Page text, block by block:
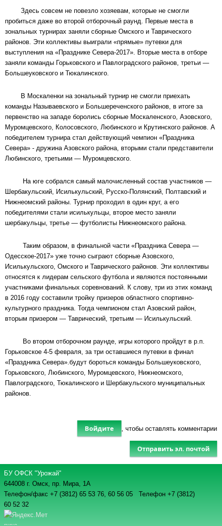
Здесь совсем не повезло хозяевам, которые не смогли
пробиться даже во второй отборочный раунд. Первые места в
зональных турнирах заняли сборные Омского и Таврического
районов. Эти коллективы выиграли «прямые» путевки для
выступления на «Празднике Севера-2017». Вторые места в отборе
заняли команды Горьковского и Павлоградского районов, третьи —
Большеуковского и Тюкалинского.
В Москаленки на зональный турнир не смогли приехать
команды Называевского и Большереченского районов, в итоге за
первенство на западе боролись сборные Москаленского, Азовского,
Муромцевского, Колосовского, Любинского и Крутинского районов. А
победителем турнира стал действующий чемпион «Праздника
Севера» - дружина Азовского района, вторыми стали представители
Любинского, третьими — Муромцевского.
На юге собрался самый малочисленный состав участников —
Шербакульский, Исилькульский, Русско-Полянский, Полтавский и
Нижнеомский районы. Турнир проходил в один круг, а его
победителями стали исилькульцы, второе место заняли
шербакульцы, третье — футболисты Нижнеомского района.
Таким образом, в финальной части «Праздника Севера —
Одесское-2017» уже точно сыграют сборные Азовского,
Исилькульского, Омского и Таврического районов. Эти коллективы
относятся к лидерам сельского футбола и являются постоянными
участниками финальных соревнований. К слову, три из этих команд
в 2016 году составили тройку призеров областного спортивно-
культурного праздника. Тогда чемпионом стал Азовский район,
вторым призером — Таврический, третьим — Исилькульский.
Во втором отборочном раунде, игры которого пройдут в р.п.
Горьковское 4-5 февраля, за три оставшиеся путевки в финал
«Праздника Севера».будут бороться команды Большеуковского,
Горьковского, Любинского, Муромцевского, Нижнеомского,
Павлоградского, Тюкалинского и Шербакульского муниципальных
районов.
Войдите , чтобы оставлять комментарии
Отправить эл. почтой
БУ ОФСК "Урожай"
644008 г. Омск, пр. Мира, 1А
Телефон/факс +7 (3812) 65 53 76, 60 56 05 Телефон +7 (3812)
60 52 32